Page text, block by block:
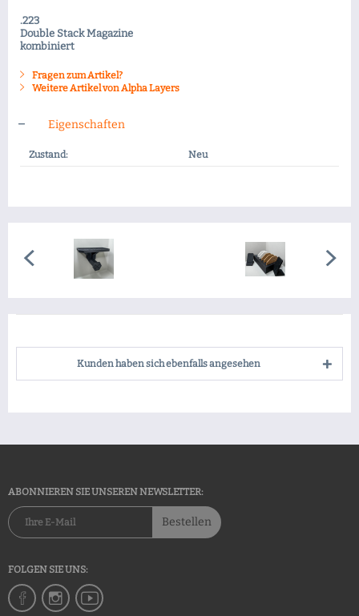
.223
Double Stack Magazine
kombiniert
Fragen zum Artikel?
Weitere Artikel von Alpha Layers
Eigenschaften
Zustand: Neu
Kunden haben sich ebenfalls angesehen
ABONNIEREN SIE UNSEREN NEWSLETTER:
Bestellen
FOLGEN SIE UNS: